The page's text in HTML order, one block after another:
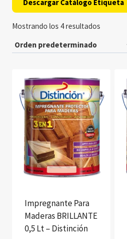
Descargar Catálogo Etiqueta
Mostrando los 4 resultados
Impregnante Para
Maderas BRILLANTE
0,5 Lt – Distinción